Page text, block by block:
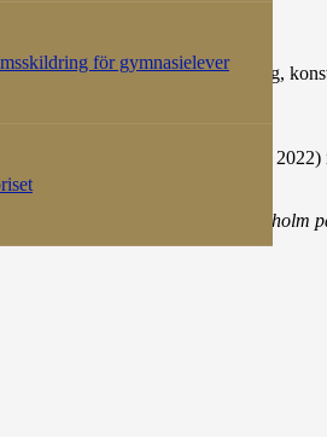
för gymnasielever
och pris 2023
berömliga insatser av vetenskaplig,
möter samtiden.
(godkänd under läsåret
Nyheter, berättar om
Stockholm